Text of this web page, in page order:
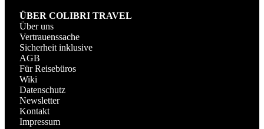
ÜBER COLIBRI TRAVEL
Über uns
Vertrauenssache
Sicherheit inklusive
AGB
Für Reisebüros
Wiki
Datenschutz
Newsletter
Kontakt
Impressum